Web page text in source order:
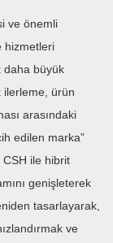
ve önemli
hizmetleri
daha büyük
ilerleme, ürün
arasındaki
edilen marka”
CSH ile hibrit
genişleterek
tasarlayarak,
ve